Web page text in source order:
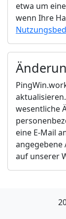
etwa um
wenn Ihre
wesentliche
eine E-Mail
angegebene
auf unserer